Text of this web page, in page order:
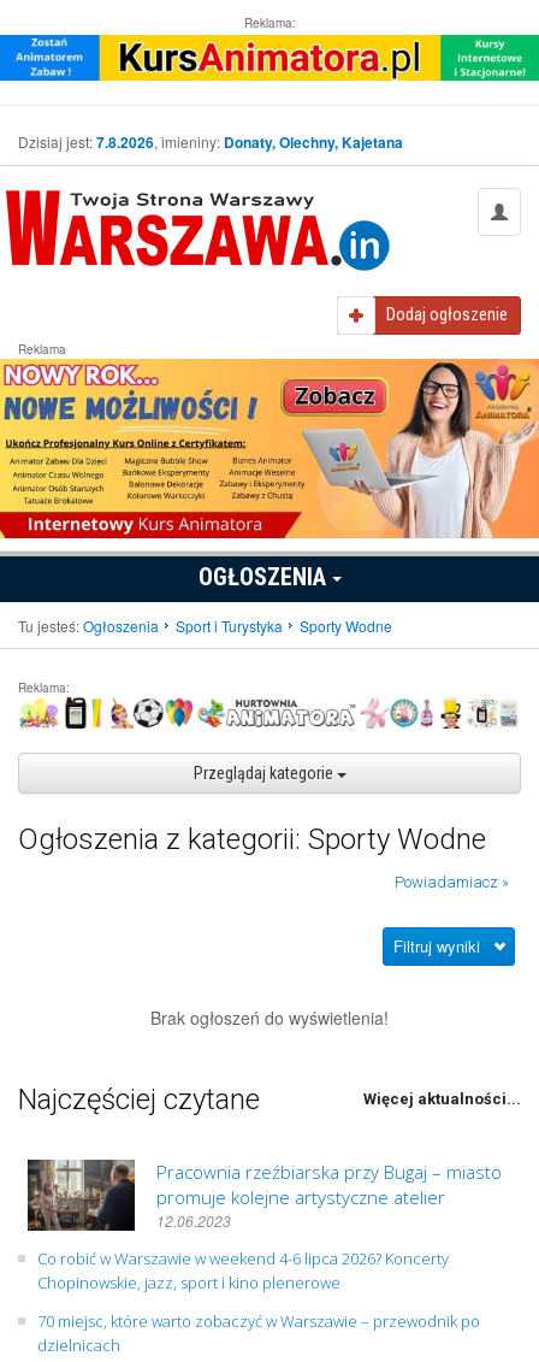
Reklama:
Dzisiaj jest:7.8.2026, imieniny: Donaty, Olechny, Kajetana
Dodaj ogłoszenie
Reklama
OGŁOSZENIA
Tu jesteś:Ogłoszenia Sport i Turystyka Sporty Wodne
Reklama:
Przeglądaj kategorie
Ogłoszenia z kategorii: Sporty Wodne
Powiadamiacz »
Filtruj wyniki
Brak ogłoszeń do wyświetlenia!
Najczęściej czytane Więcej aktualności...
Pracownia rzeźbiarska przy Bugaj – miasto
promuje kolejne artystyczne atelier
12.06.2023
Co robić w Warszawie w weekend 4-6 lipca 2026? Koncerty
Chopinowskie, jazz, sport i kino plenerowe
70 miejsc, które warto zobaczyć w Warszawie – przewodnik po
dzielnicach